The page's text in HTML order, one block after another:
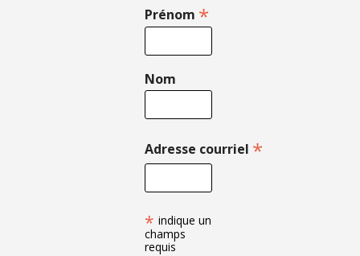
Prénom *
Nom
Adresse courriel *
* indique un
champs
requis